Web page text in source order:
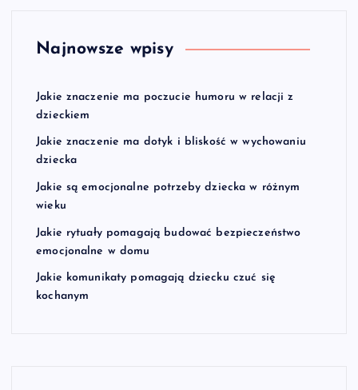
Najnowsze wpisy
Jakie znaczenie ma poczucie humoru w relacji z
dzieckiem
Jakie znaczenie ma dotyk i bliskość w wychowaniu
dziecka
Jakie są emocjonalne potrzeby dziecka w różnym
wieku
Jakie rytuały pomagają budować bezpieczeństwo
emocjonalne w domu
Jakie komunikaty pomagają dziecku czuć się
kochanym